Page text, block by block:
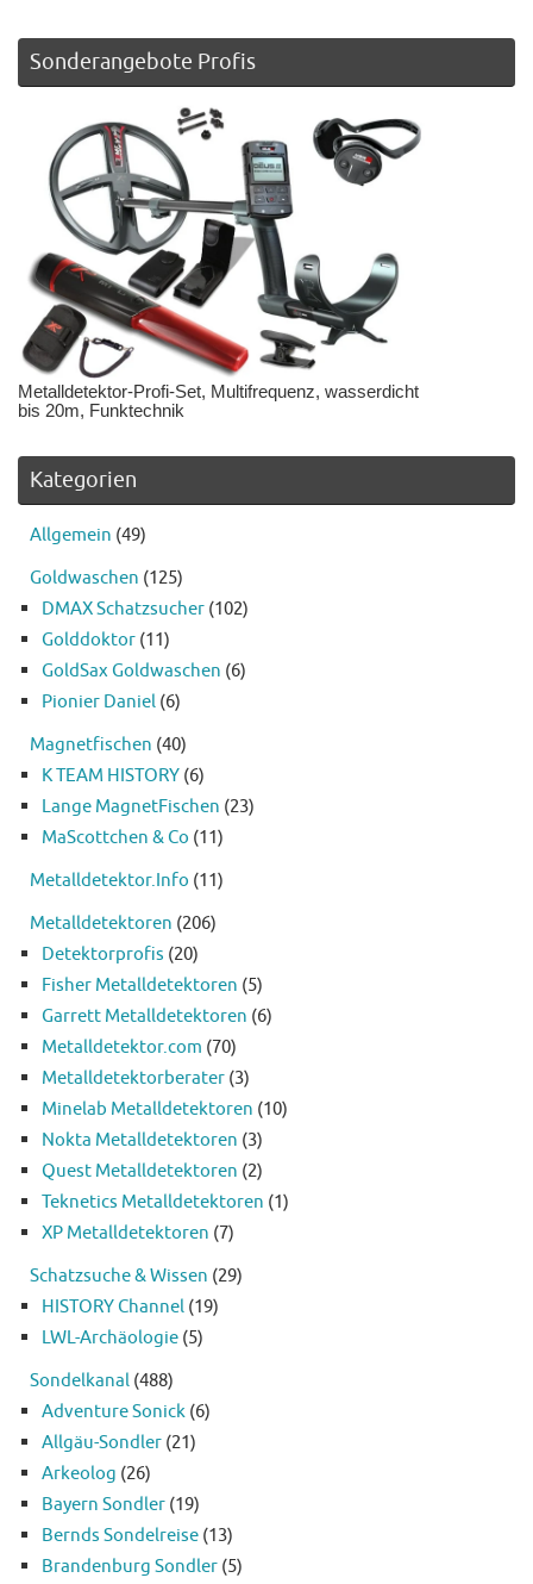
Sonderangebote Profis
Metalldetektor-Profi-Set, Multifrequenz, wasserdicht
bis 20m, Funktechnik
Kategorien
Allgemein (49)
Goldwaschen (125)
DMAX Schatzsucher (102)
Golddoktor (11)
GoldSax Goldwaschen (6)
Pionier Daniel (6)
Magnetfischen (40)
K TEAM HISTORY (6)
Lange MagnetFischen (23)
MaScottchen & Co (11)
Metalldetektor.Info (11)
Metalldetektoren (206)
Detektorprofis (20)
Fisher Metalldetektoren (5)
Garrett Metalldetektoren (6)
Metalldetektor.com (70)
Metalldetektorberater (3)
Minelab Metalldetektoren (10)
Nokta Metalldetektoren (3)
Quest Metalldetektoren (2)
Teknetics Metalldetektoren (1)
XP Metalldetektoren (7)
Schatzsuche & Wissen (29)
HISTORY Channel (19)
LWL-Archäologie (5)
Sondelkanal (488)
Adventure Sonick (6)
Allgäu-Sondler (21)
Arkeolog (26)
Bayern Sondler (19)
Bernds Sondelreise (13)
Brandenburg Sondler (5)